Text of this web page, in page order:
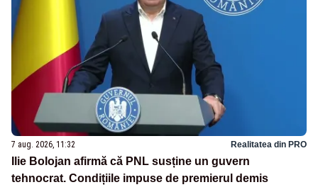
7 aug. 2026, 11:32 Realitatea din PRO
Ilie Bolojan afirmă că PNL susține un guvern
tehnocrat. Condițiile impuse de premierul demis